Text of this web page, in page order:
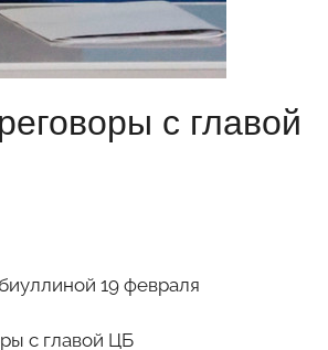
с главой
19 февраля